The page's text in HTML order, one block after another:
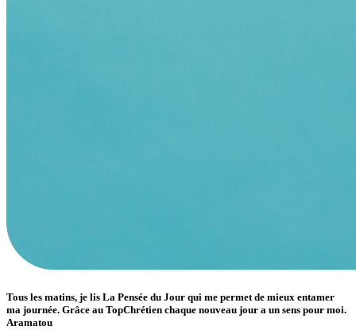
Tous les matins, je lis La Pensée du Jour qui me permet de mieux entamer
ma journée. Grâce au TopChrétien chaque nouveau jour a un sens pour moi.
Aramatou